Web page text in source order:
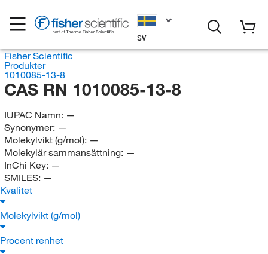
SV
Fisher Scientific
Produkter
1010085-13-8
CAS RN 1010085-13-8
IUPAC Namn: —
Synonymer: —
Molekylvikt (g/mol): —
Molekylär sammansättning: —
InChi Key: —
SMILES: —
Kvalitet
Molekylvikt (g/mol)
Procent renhet